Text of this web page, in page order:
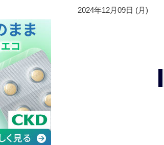
2024年12月09日 (月)